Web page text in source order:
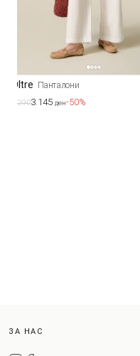
Oltre Панталони
6.2903.145 ден-50%
ЗА НАС